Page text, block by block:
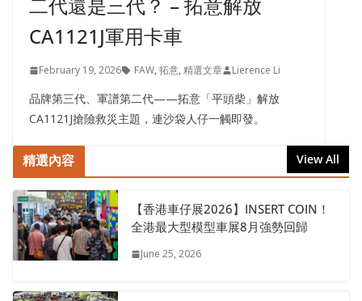
CA1121J軍用卡車
February 19, 2026 FAW, 拓意, 精選文章 Lierence Li
品牌第三代、軍譜第二代——拓意「平頭柴」解放
CA1121J搶險救災主題，連沙袋人仔一觸即發。
精選內容 View All
【香港車仔展2026】INSERT COIN！
全港最大型模型車展8月強勢回歸
June 25, 2026